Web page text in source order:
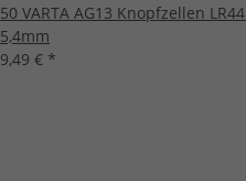
50 VARTA AG13 Knopfzellen
5,4mm
9,49 € *